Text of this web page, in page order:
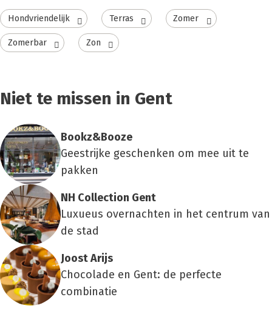
Hondvriendelijk Terras Zomer
Zomerbar Zon
Niet te missen in Gent
Bookz&Booze
Geestrijke geschenken om mee uit te
pakken
NH Col­lec­ti­on Gent
Luxueus overnachten in het centrum van
de stad
Joost Arijs
Chocolade en Gent: de perfecte
combinatie